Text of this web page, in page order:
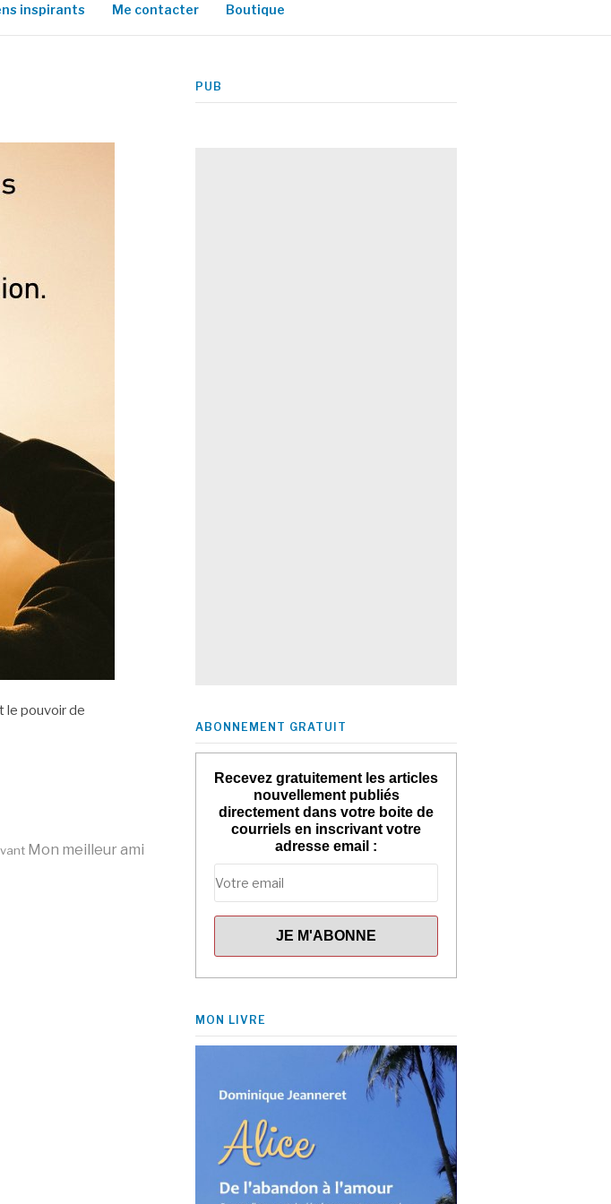
inspirants Me contacter Boutique
le pouvoir de
Mon meilleur ami
PUB
ABONNEMENT GRATUIT
Recevez gratuitement les articles
nouvellement publiés
directement dans votre boite de
courriels en inscrivant votre
adresse email :
MON LIVRE